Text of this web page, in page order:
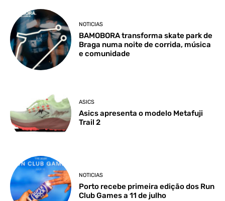
NOTICIAS
BAMOBORA transforma skate park de
Braga numa noite de corrida, música
e comunidade
ASICS
Asics apresenta o modelo Metafuji
Trail 2
NOTICIAS
Porto recebe primeira edição dos Run
Club Games a 11 de julho